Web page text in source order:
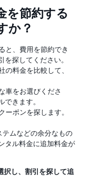
を節約する
か？
と、費用を節約でき
探してください。
の料金を比較して、
車をお選びくださ
きます。
ーポンを探します。
テムなどの余分なもの
タル料金に追加料金が
択し、割引を探して追